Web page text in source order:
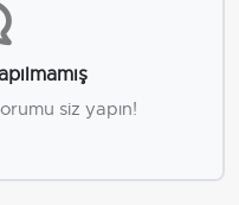
siz yapın!